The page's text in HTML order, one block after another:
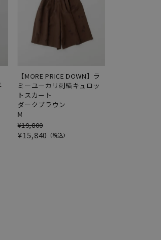
【MORE PRICE DOWN】ラ
ミーユーカリ刺繍キュロッ
トスカート
ダークブラウン
M
¥19,800
¥15,840 税込